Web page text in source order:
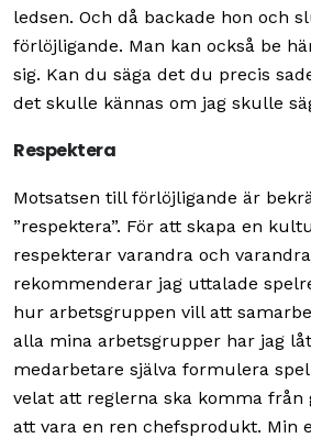
ledsen. Och då backade hon och
förlöjligande. Man kan också be
sig. Kan du säga det du precis
det skulle kännas om jag skulle
Respektera
Motsatsen till förlöjligande är
”respektera”. För att skapa en
respekterar varandra och
rekommenderar jag uttalade
hur arbetsgruppen vill att
alla mina arbetsgrupper har jag
medarbetare själva formulera
velat att reglerna ska komma
att vara en ren chefsprodukt. Min